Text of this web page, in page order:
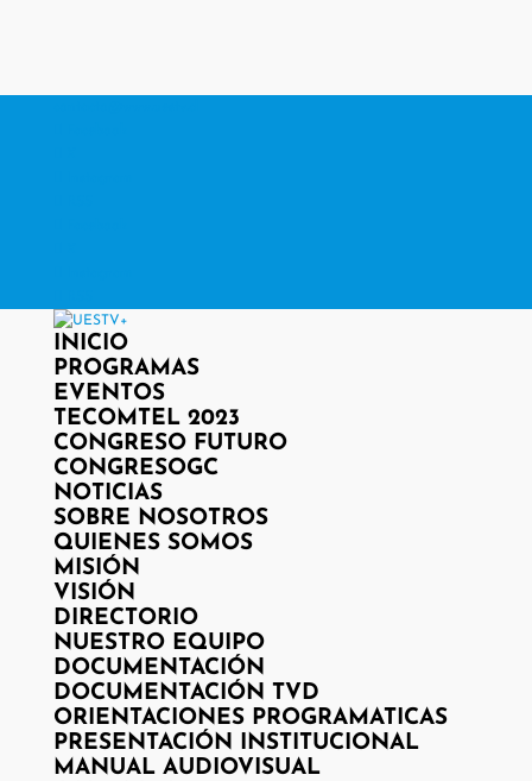
INICIO
PROGRAMAS
EVENTOS
TECOMTEL 2023
CONGRESO FUTURO
CONGRESOGC
NOTICIAS
SOBRE NOSOTROS
QUIENES SOMOS
MISIÓN
VISIÓN
DIRECTORIO
NUESTRO EQUIPO
DOCUMENTACIÓN
DOCUMENTACIÓN TVD
ORIENTACIONES PROGRAMATICAS
PRESENTACIÓN INSTITUCIONAL
MANUAL AUDIOVISUAL